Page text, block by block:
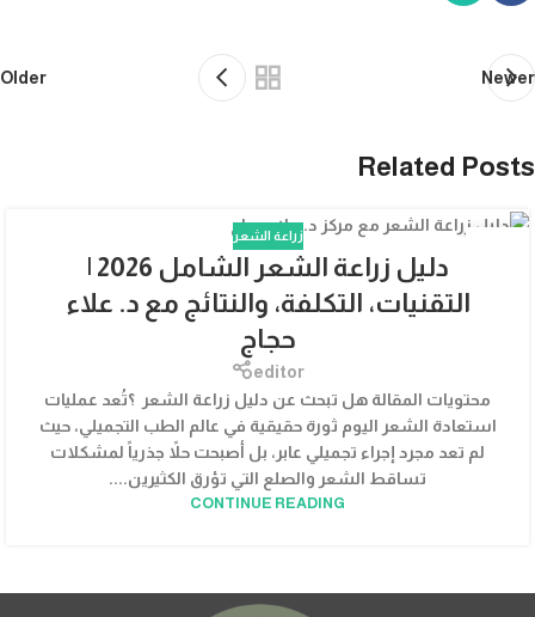
Newer
Older
Related Posts
زراعة الشعر
دليل زراعة الشعر الشامل 2026 |
التقنيات، التكلفة، والنتائج مع د. علاء
حجاج
editor
محتويات المقالة هل تبحث عن دليل زراعة الشعر ؟تُعد عمليات
استعادة الشعر اليوم ثورة حقيقية في عالم الطب التجميلي، حيث
لم تعد مجرد إجراء تجميلي عابر، بل أصبحت حلاً جذرياً لمشكلات
تساقط الشعر والصلع التي تؤرق الكثيرين....
CONTINUE READING